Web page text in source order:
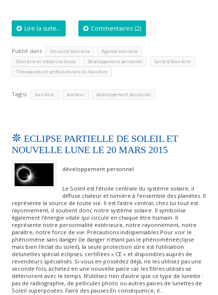
Lire la suite... Commentaires (2)
Publié dans Actualité bien-être Agenda bien-être
Bien-être et médecine douce Développement personnel Santé & Bien-être
Thérapeutes et professionnels du bien-être
Tag(s) bien-être. bonheur développement personnel
ECLIPSE PARTIELLE DE SOLEIL ET
NOUVELLE LUNE LE 20 MARS 2015
développement personnel
Le Soleil est l’étoile centrale du système solaire, il
diffuse chaleur et lumière à l’ensemble des planètes. Il
représente la source de toute vie. Il est l’astre central, chez lui tout est
rayonnement, il soutient donc notre système solaire. Il symbolise
également l’énergie vitale qui circule en chaque être humain. Il
représente notre personnalité extérieure, notre rayonnement, notre
paraître, notre force de vie. Précautions indispensables Pour voir le
phénomène sans danger (le danger n’étant pas le phénomèneéclipse
mais bien l’éclat du soleil), la seule protection sûre est l’utilisation
delunettes spécial éclipses, certifiées « CE » et disponibles auprès de
revendeurs spécialisés. Si vous en possédez déjà, ne les utilisez pas une
seconde fois, achetez en une nouvelle paire car les filtres utilisés se
détériorent avec le temps. N’utilisez rien d’autre que ce type de lunette :
pas de radiographie, de pellicules photo ou autres paires de lunettes de
Soleil superposées. Faire des pauses En conséquence, il…